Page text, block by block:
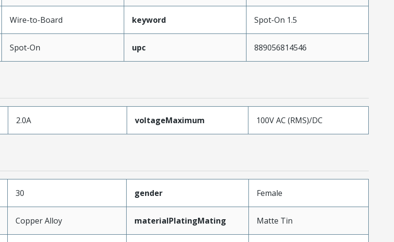
Wire-to-Board keyword Spot-On 1.5
Spot-On upc 889056814546
2.0A voltageMaximum 100V AC (RMS)/DC
30 gender Female
Copper Alloy materialPlatingMating Matte Tin